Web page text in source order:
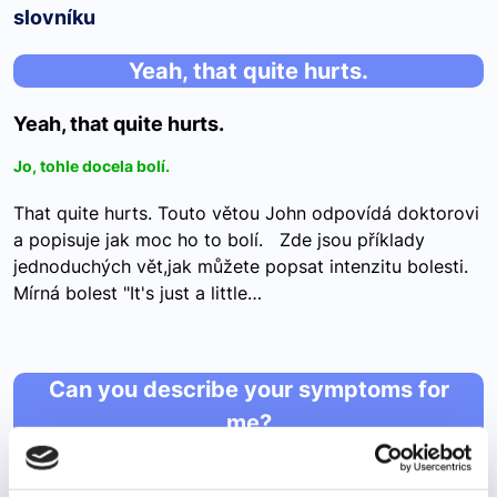
slovníku
Yeah, that quite hurts.
Yeah, that quite hurts.
Jo, tohle docela bolí.
That quite hurts. Touto větou John odpovídá doktorovi
a popisuje jak moc ho to bolí. Zde jsou příklady
jednoduchých vět,jak můžete popsat intenzitu bolesti.
Mírná bolest "It's just a little…
Can you describe your symptoms for
me?
Can you describe your symptoms for me?